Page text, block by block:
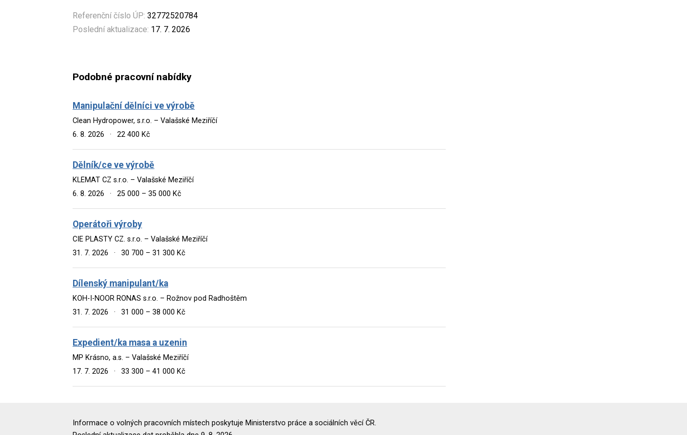
Referenční číslo ÚP: 32772520784
Poslední aktualizace: 17. 7. 2026
Podobné pracovní nabídky
Manipulační dělníci ve výrobě
Clean Hydropower, s.r.o. – Valašské Meziříčí
6. 8. 2026
· 22 400 Kč
Dělník/ce ve výrobě
KLEMAT CZ s.r.o. – Valašské Meziříčí
6. 8. 2026
· 25 000 – 35 000 Kč
Operátoři výroby
CIE PLASTY CZ. s.r.o. – Valašské Meziříčí
31. 7. 2026
· 30 700 – 31 300 Kč
Dílenský manipulant/ka
KOH-I-NOOR RONAS s.r.o. – Rožnov pod Radhoštěm
31. 7. 2026
· 31 000 – 38 000 Kč
Expedient/ka masa a uzenin
MP Krásno, a.s. – Valašské Meziříčí
17. 7. 2026
· 33 300 – 41 000 Kč
Informace o volných pracovních místech poskytuje Ministerstvo práce a sociálních věcí ČR.